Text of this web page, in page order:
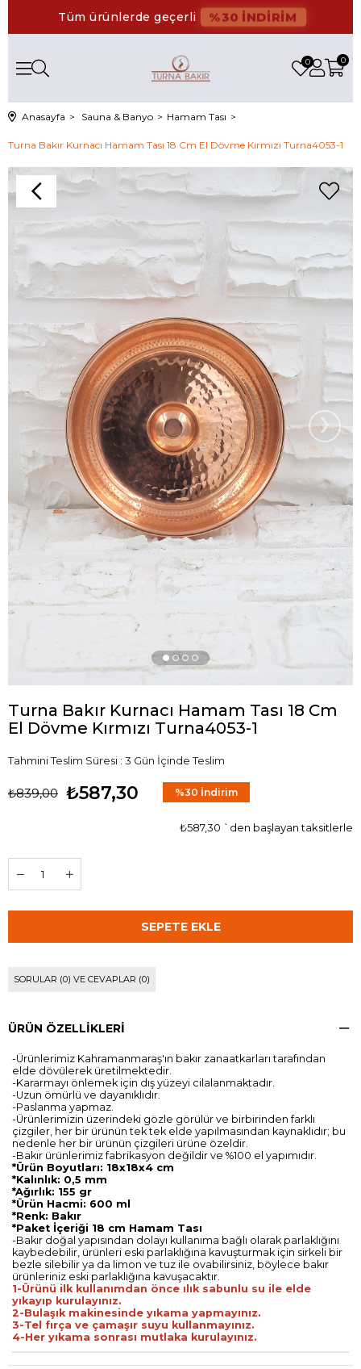
Tüm ürünlerde geçerli %30 İNDİRİM
0
0
Anasayfa Sauna & Banyo Hamam Tası
Turna Bakır Kurnacı Hamam Tası 18 Cm El Dövme Kırmızı Turna4053-1
›
Turna Bakır Kurnacı Hamam Tası 18 Cm
El Dövme Kırmızı Turna4053-1
Tahmini Teslim Süresi : 3 Gün İçinde Teslim
₺839,00 ₺587,30 %30 İndirim
₺587,30 `den başlayan taksitlerle
SORULAR (0) VE CEVAPLAR (0)
ÜRÜN ÖZELLIKLERI
-Ürünlerimiz Kahramanmaraş'ın bakır zanaatkarları tarafından
elde dövülerek üretilmektedir.
-Kararmayı önlemek için dış yüzeyi cilalanmaktadır.
-Uzun ömürlü ve dayanıklıdır.
-Paslanma yapmaz.
-Ürünlerimizin üzerindeki gözle görülür ve birbirinden farklı
çizgiler, her bir ürünün tek tek elde yapılmasından kaynaklıdır; bu
nedenle her bir ürünün çizgileri ürüne özeldir.
-Bakır ürünlerimiz fabrikasyon değildir ve %100 el yapımıdır.
*Ürün Boyutları: 18x18x4 cm
*Kalınlık: 0,5 mm
*Ağırlık: 155 gr
*Ürün Hacmi: 600 ml
*Renk: Bakır
*Paket İçeriği 18 cm Hamam Tası
-Bakır doğal yapısından dolayı kullanıma bağlı olarak parlaklığını
kaybedebilir, ürünleri eski parlaklığına kavuşturmak için sirkeli bir
bezle silebilir ya da limon ve tuz ile ovabilirsiniz, böylece bakır
ürünleriniz eski parlaklığına kavuşacaktır.
1-Ürünü ilk kullanımdan önce ılık sabunlu su ile elde
yıkayıp kurulayınız.
2-Bulaşık makinesinde yıkama yapmayınız.
3-Tel fırça ve çamaşır suyu kullanmayınız.
4-Her yıkama sonrası mutlaka kurulayınız.